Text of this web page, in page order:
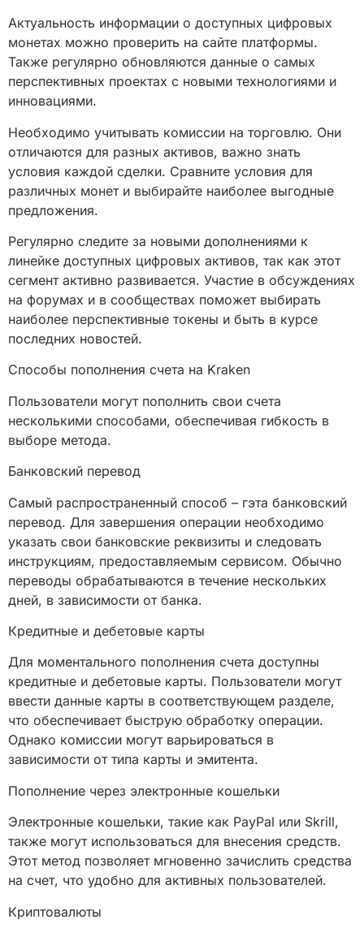
Актуальность информации о доступных цифровых
монетах можно проверить на сайте платформы.
Также регулярно обновляются данные о самых
перспективных проектах с новыми технологиями и
инновациями.
Необходимо учитывать комиссии на торговлю. Они
отличаются для разных активов, важно знать
условия каждой сделки. Сравните условия для
различных монет и выбирайте наиболее выгодные
предложения.
Регулярно следите за новыми дополнениями к
линейке доступных цифровых активов, так как этот
сегмент активно развивается. Участие в обсуждениях
на форумах и в сообществах поможет выбирать
наиболее перспективные токены и быть в курсе
последних новостей.
Способы пополнения счета на Kraken
Пользователи могут пополнить свои счета
несколькими способами, обеспечивая гибкость в
выборе метода.
Банковский перевод
Самый распространенный способ – гэта банковский
перевод. Для завершения операции необходимо
указать свои банковские реквизиты и следовать
инструкциям, предоставляемым сервисом. Обычно
переводы обрабатываются в течение нескольких
дней, в зависимости от банка.
Кредитные и дебетовые карты
Для моментального пополнения счета доступны
кредитные и дебетовые карты. Пользователи могут
ввести данные карты в соответствующем разделе,
что обеспечивает быструю обработку операции.
Однако комиссии могут варьироваться в
зависимости от типа карты и эмитента.
Пополнение через электронные кошельки
Электронные кошельки, такие как PayPal или Skrill,
также могут использоваться для внесения средств.
Этот метод позволяет мгновенно зачислить средства
на счет, что удобно для активных пользователей.
Криптовалюты